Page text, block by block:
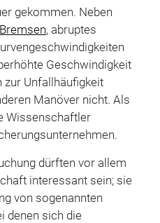
gekommen. Neben
Bremsen, abruptes
Geschwindigkeit
zur Unfallhäufigkeit
Manöver nicht. Als
Wissenschaftler
dürften vor allem
interessant sein; sie
von sogenannten
denen sich die